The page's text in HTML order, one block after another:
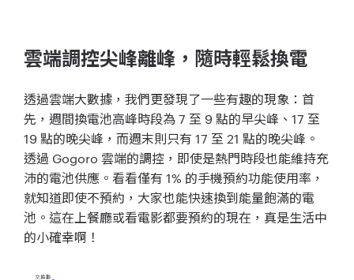
雲端調控尖峰離峰，隨時輕鬆換電
透過雲端大數據，我們更發現了一些有趣的現象：首
先，週間換電池高峰時段為 7 至 9 點的早尖峰、17 至
19 點的晚尖峰，而週末則只有 17 至 21 點的晚尖峰。
透過 Gogoro 雲端的調控，即使是熱門時段也能維持充
沛的電池供應。看看僅有 1% 的手機預約功能使用率，
就知道即使不預約，大家也能快速換到能量飽滿的電
池。這在上餐廳或看電影都要預約的現在，真是生活中
的小確幸啊！